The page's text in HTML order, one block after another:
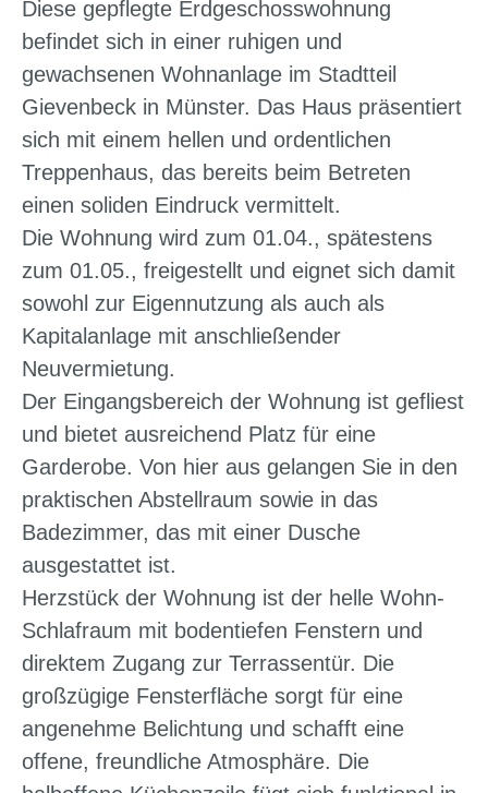
Diese gepflegte Erdgeschosswohnung
befindet sich in einer ruhigen und
gewachsenen Wohnanlage im Stadtteil
Gievenbeck in Münster. Das Haus präsentiert
sich mit einem hellen und ordentlichen
Treppenhaus, das bereits beim Betreten
einen soliden Eindruck vermittelt.
Die Wohnung wird zum 01.04., spätestens
zum 01.05., freigestellt und eignet sich damit
sowohl zur Eigennutzung als auch als
Kapitalanlage mit anschließender
Neuvermietung.
Der Eingangsbereich der Wohnung ist gefliest
und bietet ausreichend Platz für eine
Garderobe. Von hier aus gelangen Sie in den
praktischen Abstellraum sowie in das
Badezimmer, das mit einer Dusche
ausgestattet ist.
Herzstück der Wohnung ist der helle Wohn-
Schlafraum mit bodentiefen Fenstern und
direktem Zugang zur Terrassentür. Die
großzügige Fensterfläche sorgt für eine
angenehme Belichtung und schafft eine
offene, freundliche Atmosphäre. Die